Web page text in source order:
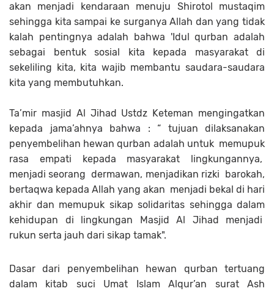
akan menjadi kendaraan menuju Shirotol mustaqim
sehingga kita sampai ke surganya Allah dan yang tidak
kalah pentingnya adalah bahwa 'Idul qurban adalah
sebagai bentuk sosial kita kepada masyarakat di
sekeliling kita, kita wajib membantu saudara-saudara
kita yang membutuhkan.
Ta’mir masjid Al Jihad Ustdz Keteman mengingatkan
kepada jama’ahnya bahwa : “ tujuan dilaksanakan
penyembelihan hewan qurban adalah untuk memupuk
rasa empati kepada masyarakat lingkungannya,
menjadi seorang dermawan, menjadikan rizki barokah,
bertaqwa kepada Allah yang akan menjadi bekal di hari
akhir dan memupuk sikap solidaritas sehingga dalam
kehidupan di lingkungan Masjid Al Jihad menjadi
rukun serta jauh dari sikap tamak".
Dasar dari penyembelihan hewan qurban tertuang
dalam kitab suci Umat Islam Alqur’an surat Ash